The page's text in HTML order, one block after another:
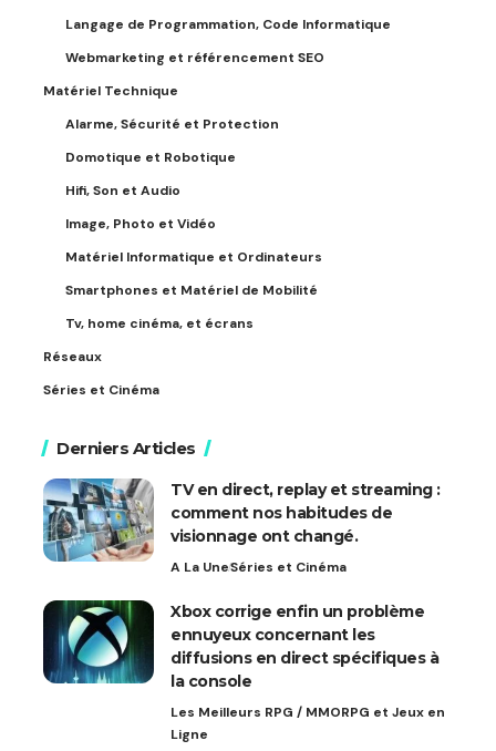
Langage de Programmation, Code Informatique
Webmarketing et référencement SEO
Matériel Technique
Alarme, Sécurité et Protection
Domotique et Robotique
Hifi, Son et Audio
Image, Photo et Vidéo
Matériel Informatique et Ordinateurs
Smartphones et Matériel de Mobilité
Tv, home cinéma, et écrans
Réseaux
Séries et Cinéma
Derniers Articles
TV en direct, replay et streaming :
comment nos habitudes de
visionnage ont changé.
A La UneSéries et Cinéma
Xbox corrige enfin un problème
ennuyeux concernant les
diffusions en direct spécifiques à
la console
Les Meilleurs RPG / MMORPG et Jeux en
Ligne